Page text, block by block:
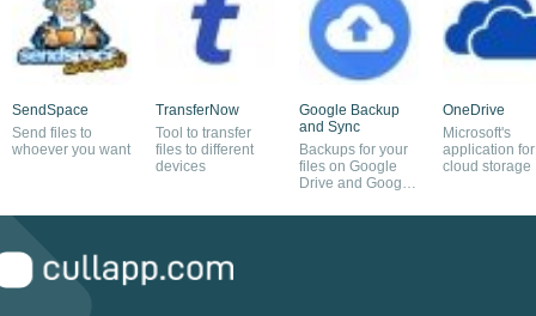
SendSpace
Send files to
whoever you want
TransferNow
Tool to transfer
files to different
devices
Google Backup
and Sync
Backups for your
files on Google
Drive and Google
OneDrive
Microsoft's
application for
cloud storage